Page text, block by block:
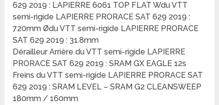
629 2019 : LAPIERRE 6061 TOP FLAT Wdu VTT
semi-rigide LAPIERRE PRORACE SAT 629 2019 :
720mm Ødu VTT semi-rigide LAPIERRE PRORACE
SAT 629 2019 : 31.8mm
Dérailleur Arrière du VTT semi-rigide LAPIERRE
PRORACE SAT 629 2019 : SRAM GX EAGLE 12s
Freins du VTT semi-rigide LAPIERRE PRORACE SAT
629 2019 : SRAM LEVEL – SRAM G2 CLEANSWEEP
180mm / 160mm